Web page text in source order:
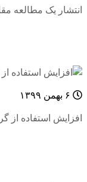
انتشار یک مطالعه
افزایش استفاده از